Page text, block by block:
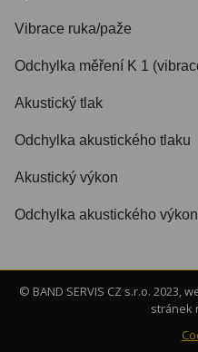
Vibrace ruka/
Odchylka měření K
Akustický
Odchylka
Akustický
Odchylka
© BAND SERVIS CZ s.r.o. 2023,
stránek